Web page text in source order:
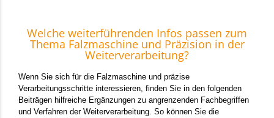
Welche weiterführenden Infos passen zum
Thema Falzmaschine und Präzision in der
Weiterverarbeitung?
Wenn Sie sich für die Falzmaschine und präzise
Verarbeitungsschritte interessieren, finden Sie in den folgenden
Beiträgen hilfreiche Ergänzungen zu angrenzenden Fachbegriffen
und Verfahren der Weiterverarbeitung. So können Sie die